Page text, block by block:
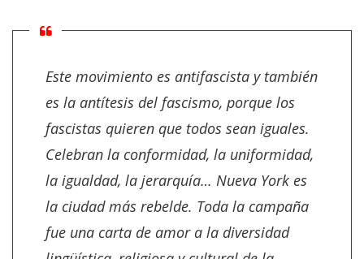
Este movimiento es antifascista y también
es la antítesis del fascismo, porque los
fascistas quieren que todos sean iguales.
Celebran la conformidad, la uniformidad,
la igualdad, la jerarquía… Nueva York es
la ciudad más rebelde. Toda la campaña
fue una carta de amor a la diversidad